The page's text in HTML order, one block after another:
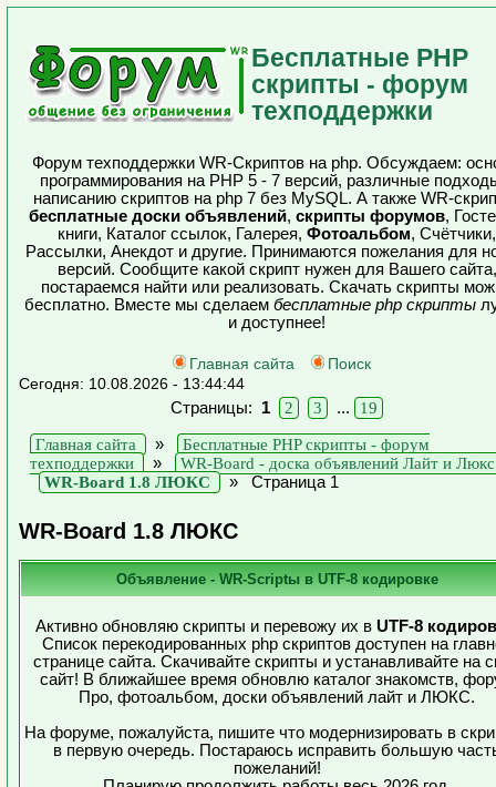
Бесплатные PHP
скрипты - форум
техподдержки
Форум техподдержки WR-Скриптов на php. Обсуждаем:
программирования на PHP 5 - 7 версий, различные
написанию скриптов на php 7 без MySQL. А также WR-
бесплатные доски объявлений, скрипты форумов,
книги, Каталог ссылок, Галерея, Фотоальбом, Счётчики,
Рассылки, Анекдот и другие. Принимаются пожелания для
версий. Сообщите какой скрипт нужен для Вашего сайта,
постараемся найти или реализовать. Скачать скрипты
бесплатно. Вместе мы сделаем бесплатные php скрипты
и доступнее!
Главная сайта Поиск
Сегодня: 10.08.2026 - 13:44:44
Страницы: 1 2 3 ... 19
Главная сайта »
Бесплатные PHP скрипты - форум
техподдержки
»
WR-Board - доска объявлений Лайт и Люкс
WR-Board 1.8 ЛЮКС
» Страница 1
WR-Board 1.8 ЛЮКС
Объявление - WR-Scriptы в UTF-8 кодировке
Активно обновляю скрипты и перевожу их в UTF-8
Список перекодированных php скриптов доступен на
странице сайта. Скачивайте скрипты и устанавливайте на
сайт! В ближайшее время обновлю каталог знакомств,
Про, фотоальбом, доски объявлений лайт и ЛЮКС.
На форуме, пожалуйста, пишите что модернизировать в
в первую очередь. Постараюсь исправить большую
пожеланий!